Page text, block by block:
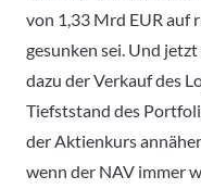
von 1,33 Mrd EUR auf
gesunken sei. Und
dazu der Verkauf des
Tiefststand des
der Aktienkurs
wenn der NAV immer